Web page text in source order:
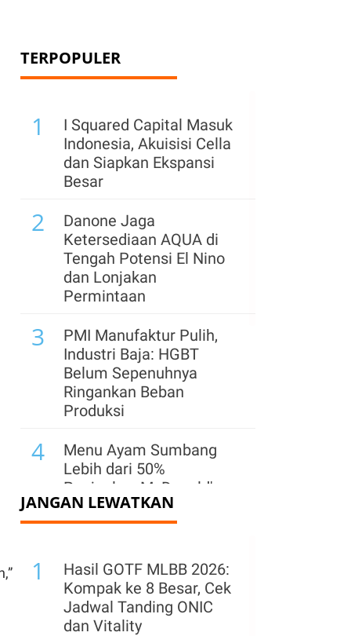
TERPOPULER
1
I Squared Capital Masuk
Indonesia, Akuisisi Cella
dan Siapkan Ekspansi
Besar
2
Danone Jaga
Ketersediaan AQUA di
Tengah Potensi El Nino
dan Lonjakan
Permintaan
3
PMI Manufaktur Pulih,
Industri Baja: HGBT
Belum Sepenuhnya
Ringankan Beban
Produksi
4
Menu Ayam Sumbang
Lebih dari 50%
Penjualan, McDonald's
Indonesia Perkuat Rantai
Pasok
5
Perkuat Pasar di Jawa
Barat, Semen Indonesia
(SMGR) Hadirkan Lagi
Semen Kujang
JANGAN LEWATKAN
1
Hasil GOTF MLBB 2026:
Kompak ke 8 Besar, Cek
Jadwal Tanding ONIC
dan Vitality